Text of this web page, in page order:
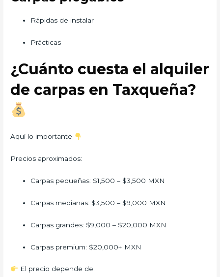
Rápidas de instalar
Prácticas
¿Cuánto cuesta el alquiler
de carpas en Taxqueña?
Aquí lo importante
Precios aproximados:
Carpas pequeñas: $1,500 – $3,500 MXN
Carpas medianas: $3,500 – $9,000 MXN
Carpas grandes: $9,000 – $20,000 MXN
Carpas premium: $20,000+ MXN
El precio depende de: